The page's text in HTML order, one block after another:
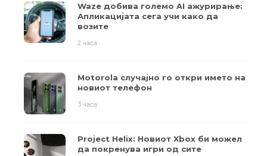
Waze добива големо AI ажурирање:
Апликацијата сега учи како да
возите
2 часа
Motorola случајно го откри името на
новиот телефон
3 часа
Project Helix: Новиот Xbox би можел
да покренува игри од сите